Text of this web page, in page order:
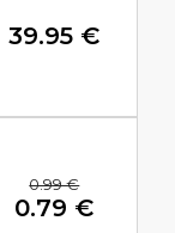
39.95 €
0.99 €
0.79 €